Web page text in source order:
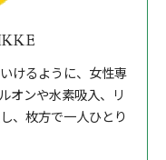
けるように、女性専
オンや水素吸入、リ
、枚方で一人ひとり